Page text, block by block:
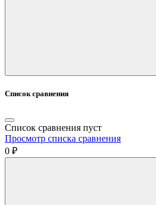
Список сравнения
Список сравнения пуст
Просмотр списка сравнения
0 ₽